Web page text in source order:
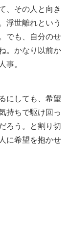
、その人と向き
浮世離れという
でも、自分のせ
。かなり以前か
事。
にしても、希望
持ちで駆け回っ
ろう。と割り切
に希望を抱かせ